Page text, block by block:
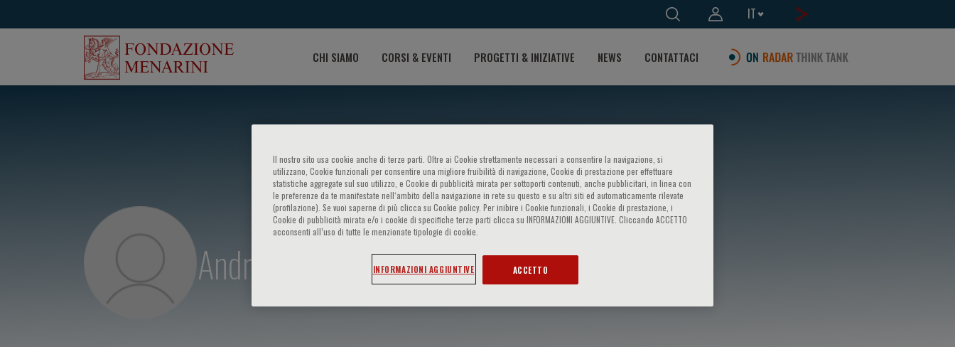
IT
CHI SIAMO CORSI & EVENTI PROGETTI & INIZIATIVE NEWS CONTATTACI
Andrea Bacigalupo
Il nostro sito usa cookie anche di terze parti. Oltre ai Cookie strettamente necessari a consentire la navigazione, si
utilizzano, Cookie funzionali per consentire una migliore fruibilità di navigazione, Cookie di prestazione per effettuare
statistiche aggregate sul suo utilizzo, e Cookie di pubblicità mirata per sottoporti contenuti, anche pubblicitari, in linea con
le preferenze da te manifestate nell‘ambito della navigazione in rete su questo e su altri siti ed automaticamente rilevate
(profilazione). Se vuoi saperne di più clicca su Cookie policy. Per inibire i Cookie funzionali, i Cookie di prestazione, i
Cookie di pubblicità mirata e/o i cookie di specifiche terze parti clicca su INFORMAZIONI AGGIUNTIVE. Cliccando ACCETTO
acconsenti all’uso di tutte le menzionate tipologie di cookie.
INFORMAZIONI AGGIUNTIVE ACCETTO